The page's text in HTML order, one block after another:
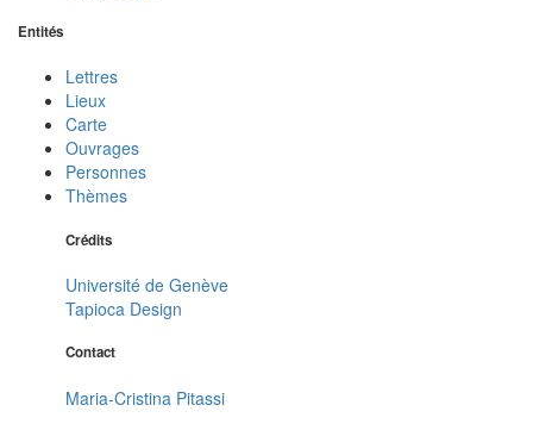
Entités
Lettres
Lieux
Carte
Ouvrages
Personnes
Thèmes
Crédits
Université de Genève
Tapioca Design
Contact
Maria-Cristina Pitassi